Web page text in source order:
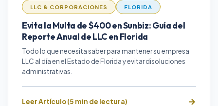
LLC & CORPORACIONES FLORIDA
Evita la Multa de $400 en Sunbiz: Guía del
Reporte Anual de LLC en Florida
Todo lo que necesita saber para mantener su empresa
LLC al día en el Estado de Florida y evitar disoluciones
administrativas.
Leer Artículo (5 min de lectura)